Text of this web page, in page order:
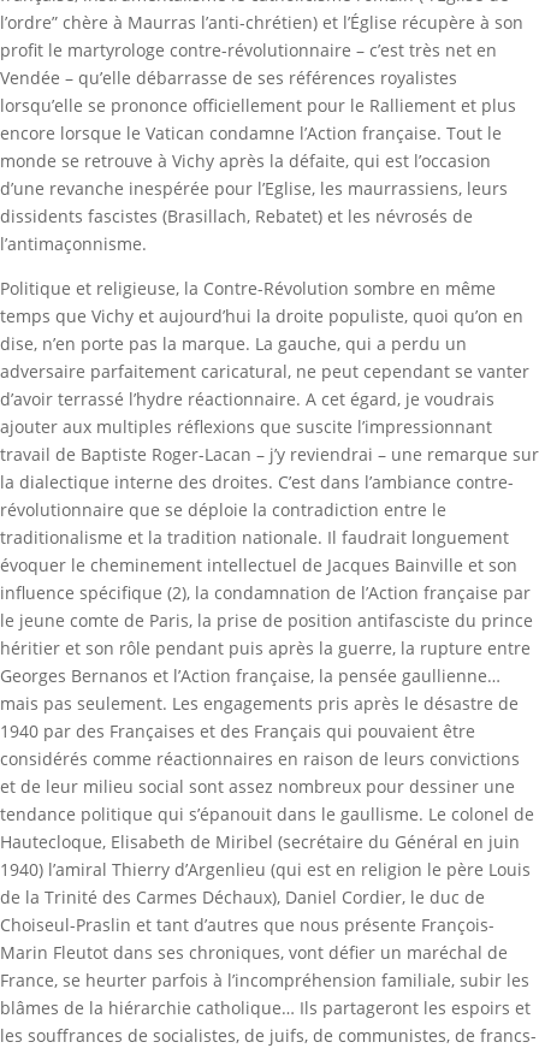
l’ordre” chère à Maurras l’anti-chrétien) et l’Église récupère à son
profit le martyrologe contre-révolutionnaire – c’est très net en
Vendée – qu’elle débarrasse de ses références royalistes
lorsqu’elle se prononce officiellement pour le Ralliement et plus
encore lorsque le Vatican condamne l’Action française. Tout le
monde se retrouve à Vichy après la défaite, qui est l’occasion
d’une revanche inespérée pour l’Eglise, les maurrassiens, leurs
dissidents fascistes (Brasillach, Rebatet) et les névrosés de
l’antimaçonnisme.
Politique et religieuse, la Contre-Révolution sombre en même
temps que Vichy et aujourd’hui la droite populiste, quoi qu’on en
dise, n’en porte pas la marque. La gauche, qui a perdu un
adversaire parfaitement caricatural, ne peut cependant se vanter
d’avoir terrassé l’hydre réactionnaire. A cet égard, je voudrais
ajouter aux multiples réflexions que suscite l’impressionnant
travail de Baptiste Roger-Lacan – j’y reviendrai – une remarque sur
la dialectique interne des droites. C’est dans l’ambiance contre-
révolutionnaire que se déploie la contradiction entre le
traditionalisme et la tradition nationale. Il faudrait longuement
évoquer le cheminement intellectuel de Jacques Bainville et son
influence spécifique (2), la condamnation de l’Action française par
le jeune comte de Paris, la prise de position antifasciste du prince
héritier et son rôle pendant puis après la guerre, la rupture entre
Georges Bernanos et l’Action française, la pensée gaullienne…
mais pas seulement. Les engagements pris après le désastre de
1940 par des Françaises et des Français qui pouvaient être
considérés comme réactionnaires en raison de leurs convictions
et de leur milieu social sont assez nombreux pour dessiner une
tendance politique qui s’épanouit dans le gaullisme. Le colonel de
Hautecloque, Elisabeth de Miribel (secrétaire du Général en juin
1940) l’amiral Thierry d’Argenlieu (qui est en religion le père Louis
de la Trinité des Carmes Déchaux), Daniel Cordier, le duc de
Choiseul-Praslin et tant d’autres que nous présente François-
Marin Fleutot dans ses chroniques, vont défier un maréchal de
France, se heurter parfois à l’incompréhension familiale, subir les
blâmes de la hiérarchie catholique… Ils partageront les espoirs et
les souffrances de socialistes, de juifs, de communistes, de francs-